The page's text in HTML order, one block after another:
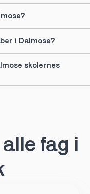
i Dalmose?
skolernes
fag i